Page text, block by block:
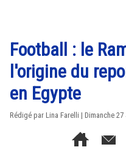
Football : le
l'origine du
en Egypte
Rédigé par Lina Farelli | Dimanche